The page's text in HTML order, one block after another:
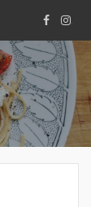
.